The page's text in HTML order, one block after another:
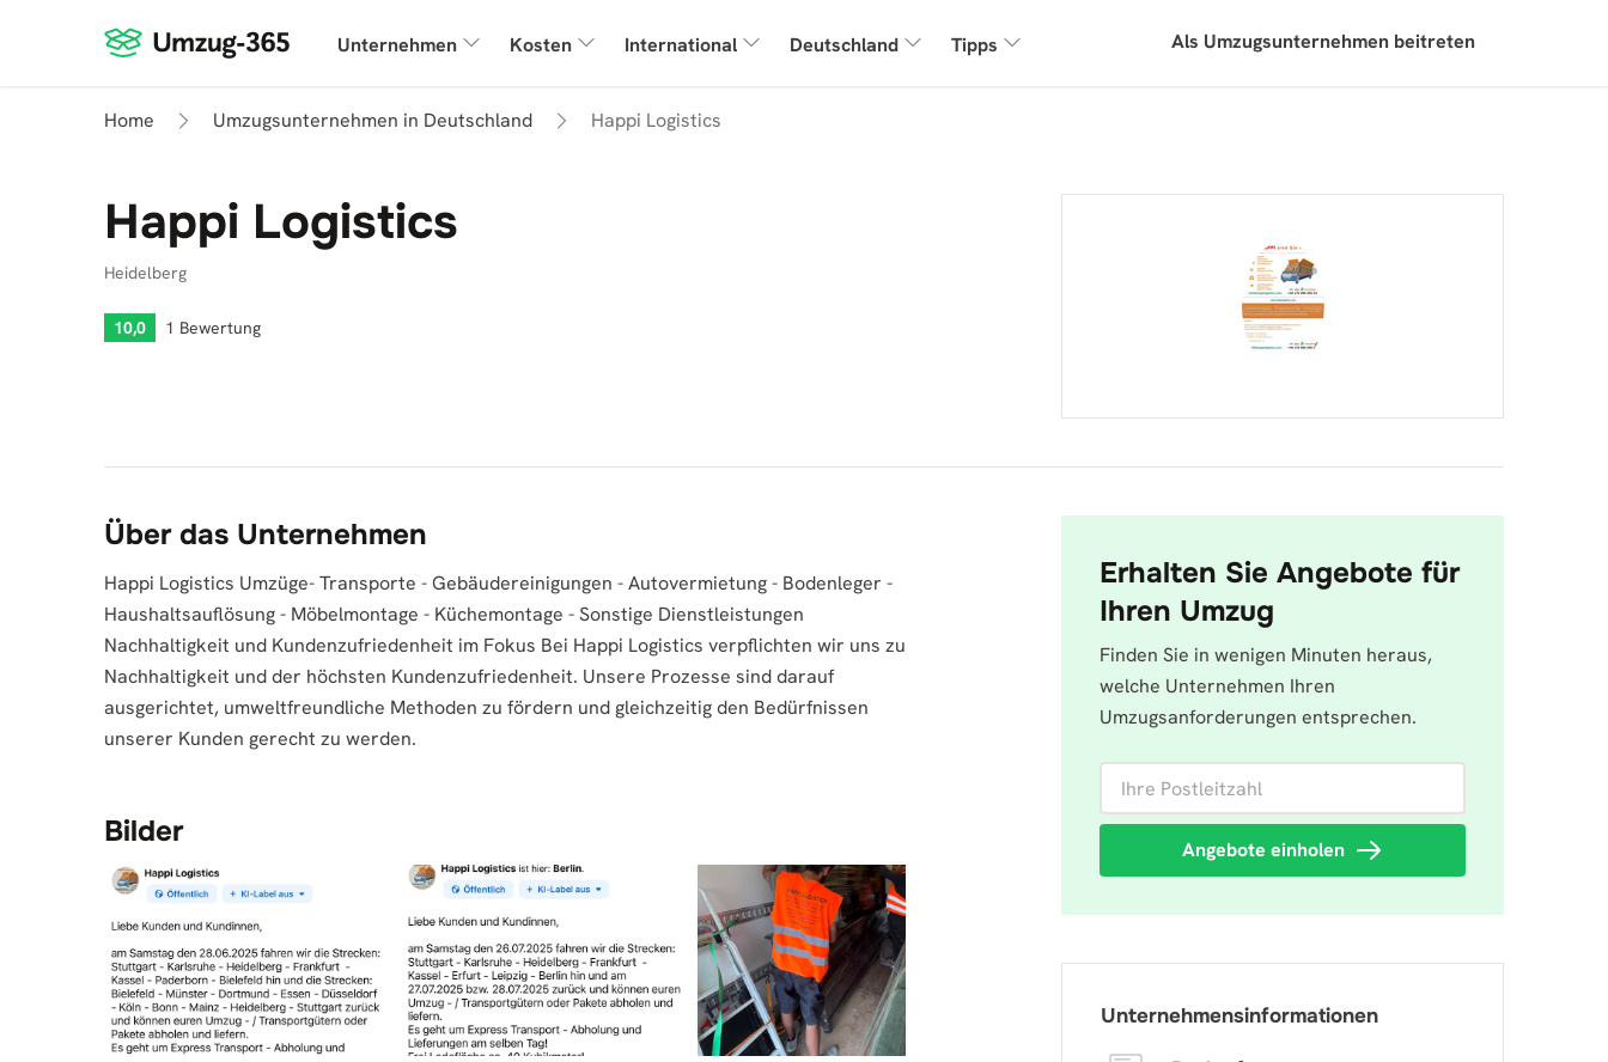
Unternehmen Kosten International Deutschland Tipps Als Umzugsunternehmen beitreten
Home Umzugsunternehmen in Deutschland Happi Logistics
Happi Logistics
Heidelberg
10,0 1 Bewertung
Über das Unternehmen
Happi Logistics Umzüge- Transporte - Gebäudereinigungen - Autovermietung - Bodenleger -
Haushaltsauflösung - Möbelmontage - Küchemontage - Sonstige Dienstleistungen
Nachhaltigkeit und Kundenzufriedenheit im Fokus Bei Happi Logistics verpflichten wir uns zu
Nachhaltigkeit und der höchsten Kundenzufriedenheit. Unsere Prozesse sind darauf
ausgerichtet, umweltfreundliche Methoden zu fördern und gleichzeitig den Bedürfnissen
unserer Kunden gerecht zu werden.
Bilder
Erhalten Sie Angebote für
Ihren Umzug
Finden Sie in wenigen Minuten heraus,
welche Unternehmen Ihren
Umzugsanforderungen entsprechen.
Angebote einholen
Unternehmensinformationen